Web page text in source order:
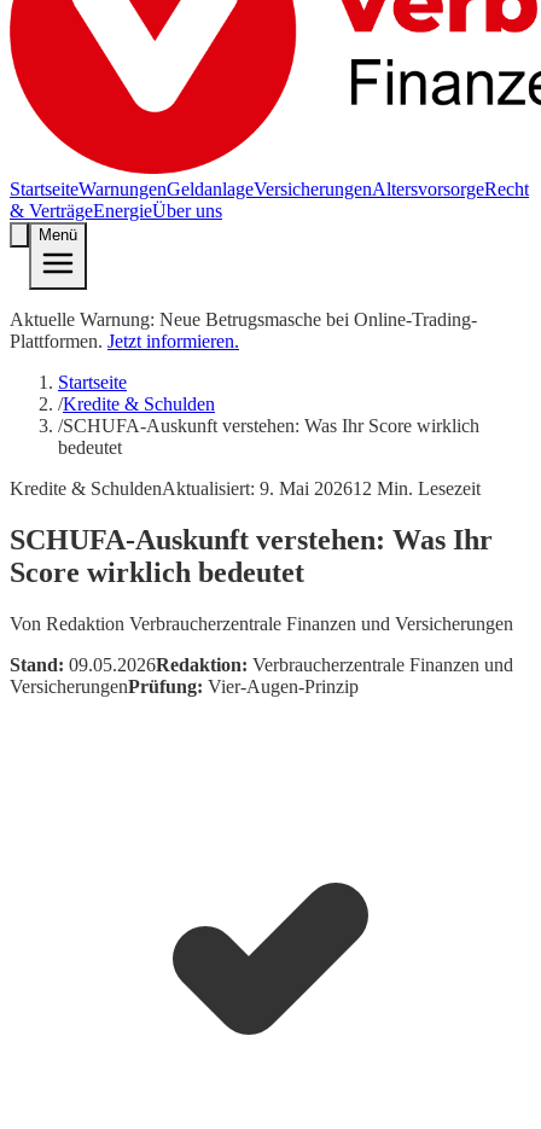
StartseiteWarnungenGeldanlageVersicherungenAltersvorsorgeRecht
& VerträgeEnergieÜber uns
Menü
Aktuelle Warnung: Neue Betrugsmasche bei Online-Trading-
Plattformen. Jetzt informieren.
Startseite
/Kredite & Schulden
/SCHUFA-Auskunft verstehen: Was Ihr Score wirklich
bedeutet
Kredite & SchuldenAktualisiert: 9. Mai 202612 Min. Lesezeit
SCHUFA-Auskunft verstehen: Was Ihr
Score wirklich bedeutet
Von Redaktion Verbraucherzentrale Finanzen und Versicherungen
Stand: 09.05.2026Redaktion: Verbraucherzentrale Finanzen und
VersicherungenPrüfung: Vier-Augen-Prinzip